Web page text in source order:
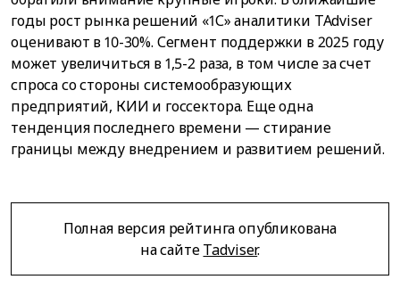
годы рост рынка решений «1С» аналитики TAdviser
оценивают в 10-30%. Сегмент поддержки в 2025 году
может увеличиться в 1,5-2 раза, в том числе за счет
спроса со стороны системообразующих
предприятий, КИИ и госсектора. Еще одна
тенденция последнего времени — стирание
границы между внедрением и развитием решений.
Полная версия рейтинга опубликована
на сайтеTadviser.